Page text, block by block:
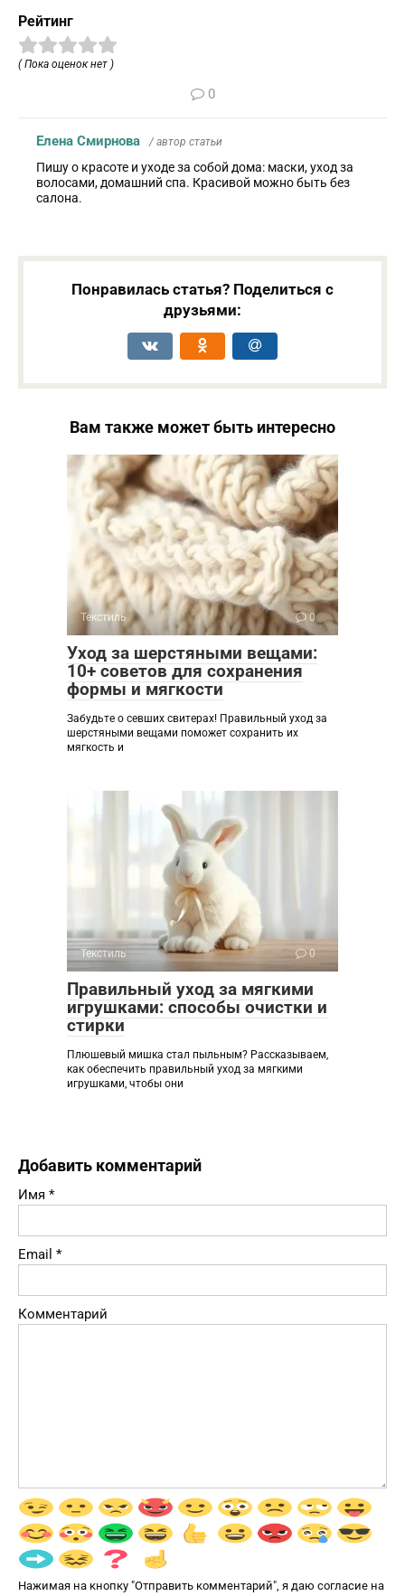
Рейтинг
( Пока оценок нет )
0
Елена Смирнова / автор статьи
Пишу о красоте и уходе за собой дома: маски, уход за
волосами, домашний спа. Красивой можно быть без
салона.
Понравилась статья? Поделиться с
друзьями:
Вам также может быть интересно
Текстиль 0
Уход за шерстяными вещами:
10+ советов для сохранения
формы и мягкости
Забудьте о севших свитерах! Правильный уход за
шерстяными вещами поможет сохранить их
мягкость и
Текстиль 0
Правильный уход за мягкими
игрушками: способы очистки и
стирки
Плюшевый мишка стал пыльным? Рассказываем,
как обеспечить правильный уход за мягкими
игрушками, чтобы они
Добавить комментарий
Имя *
Email *
Комментарий
Нажимая на кнопку "Отправить комментарий", я даю согласие на